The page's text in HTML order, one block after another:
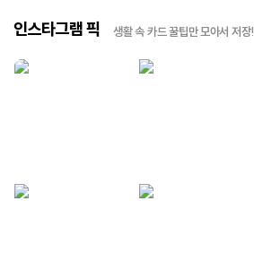
인스타그램 픽 생활 속 카드 꿀팁만 모아서 저장!